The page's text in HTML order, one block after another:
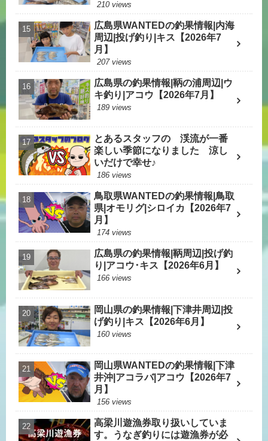
210 views
広島県WANTEDの釣果情報|内海
周辺|投げ釣り|キス【2026年7
月】
207 views
広島県の釣果情報|鞆の浦周辺|ウ
キ釣り|アコウ【2026年7月】
189 views
とあるスタッフの 渓流が一番
楽しい季節になりました 涼し
いだけで幸せ♪
186 views
鳥取県WANTEDの釣果情報|鳥取
県|オモリグ|シロイカ【2026年7
月】
174 views
広島県の釣果情報|鞆周辺|投げ釣
り|アコウ･キス【2026年6月】
166 views
岡山県の釣果情報|下津井周辺|投
げ釣り|キス【2026年6月】
160 views
岡山県WANTEDの釣果情報|下津
井沖|アコラバ|アコウ【2026年7
月】
156 views
高梁川遊漁券取り扱いしていま
す。うなぎ釣りには遊漁券が必